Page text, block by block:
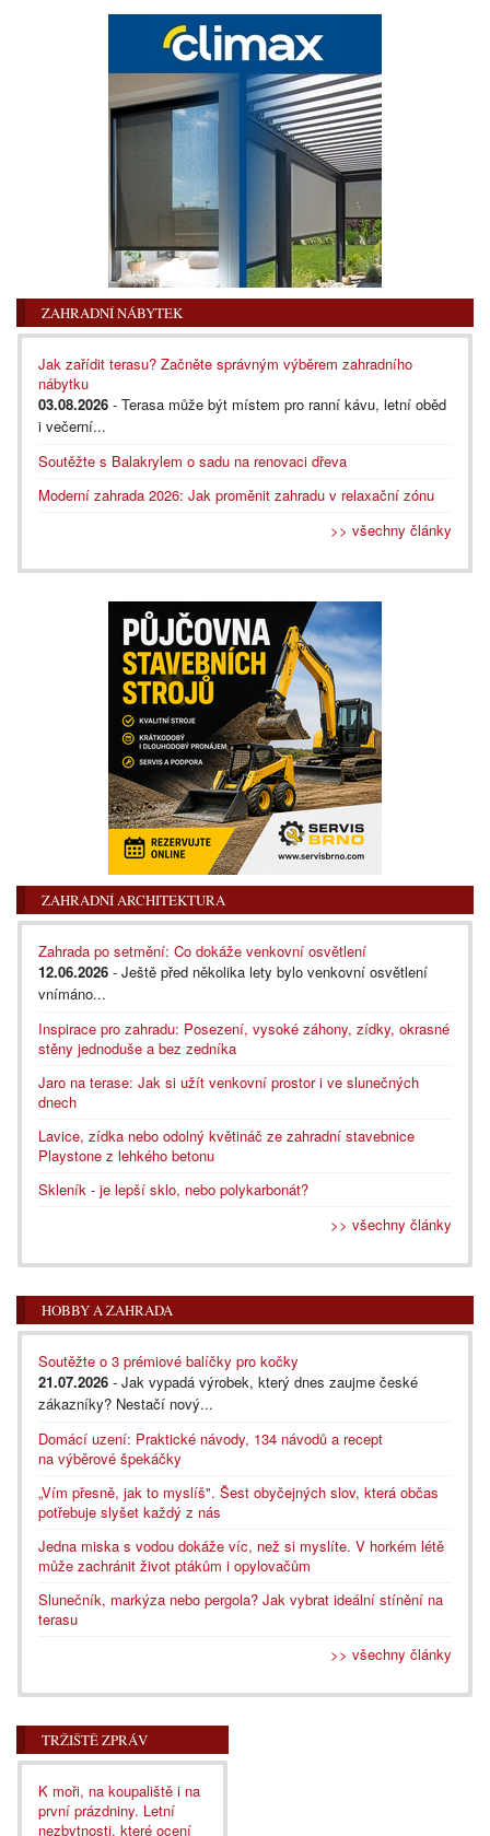
ZAHRADNÍ NÁBYTEK
Jak zařídit terasu? Začněte správným výběrem zahradního
nábytku
03.08.2026 - Terasa může být místem pro ranní kávu, letní oběd
i večerní...
Soutěžte s Balakrylem o sadu na renovaci dřeva
Moderní zahrada 2026: Jak proměnit zahradu v relaxační zónu
>> všechny články
ZAHRADNÍ ARCHITEKTURA
Zahrada po setmění: Co dokáže venkovní osvětlení
12.06.2026 - Ještě před několika lety bylo venkovní osvětlení
vnímáno...
Inspirace pro zahradu: Posezení, vysoké záhony, zídky, okrasné
stěny jednoduše a bez zedníka
Jaro na terase: Jak si užít venkovní prostor i ve slunečných
dnech
Lavice, zídka nebo odolný květináč ze zahradní stavebnice
Playstone z lehkého betonu
Skleník - je lepší sklo, nebo polykarbonát?
>> všechny články
HOBBY A ZAHRADA
Soutěžte o 3 prémiové balíčky pro kočky
21.07.2026 - Jak vypadá výrobek, který dnes zaujme české
zákazníky? Nestačí nový...
Domácí uzení: Praktické návody, 134 návodů a recept
na výběrové špekáčky
„Vím přesně, jak to myslíš". Šest obyčejných slov, která občas
potřebuje slyšet každý z nás
Jedna miska s vodou dokáže víc, než si myslíte. V horkém létě
může zachránit život ptákům i opylovačům
Slunečník, markýza nebo pergola? Jak vybrat ideální stínění na
terasu
>> všechny články
TRŽIŠTĚ ZPRÁV
K moři, na koupaliště i na
první prázdniny. Letní
nezbytnosti, které ocení